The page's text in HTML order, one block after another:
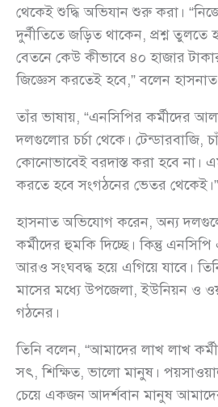
থেকেই শুদ্ধি অভিযান শুরু করা।
দুর্নীতিতে জড়িত থাকেন, প্রশ্ন তুলতে
বেতনে কেউ কীভাবে ৪০ হাজার
জিজ্ঞেস করতেই হবে,” বলেন
তাঁর ভাষায়, “এনসিপির কর্মীদের
দলগুলোর চর্চা থেকে। টেন্ডারবাজি,
কোনোভাবেই বরদাস্ত করা হবে না।
করতে হবে সংগঠনের ভেতর থেকেই।”
হাসনাত অভিযোগ করেন, অন্য
কর্মীদের হুমকি দিচ্ছে। কিন্তু
আরও সংঘবদ্ধ হয়ে এগিয়ে যাবে।
মাসের মধ্যে উপজেলা, ইউনিয়ন ও
গঠনের।
তিনি বলেন, “আমাদের লাখ লাখ
সৎ, শিক্ষিত, ভালো মানুষ।
চেয়ে একজন আদর্শবান মানুষ